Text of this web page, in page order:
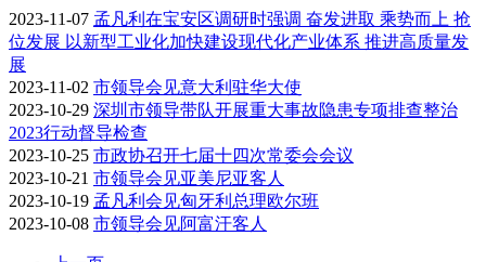
2023-11-07 孟凡利在宝安区调研时强调 奋发进取 乘势而上 抢
位发展 以新型工业化加快建设现代化产业体系 推进高质量发
展
2023-11-02 市领导会见意大利驻华大使
2023-10-29 深圳市领导带队开展重大事故隐患专项排查整治
2023行动督导检查
2023-10-25 市政协召开七届十四次常委会会议
2023-10-21 市领导会见亚美尼亚客人
2023-10-19 孟凡利会见匈牙利总理欧尔班
2023-10-08 市领导会见阿富汗客人